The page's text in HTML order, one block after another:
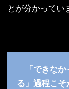
とが分かってい
「できな
る」過程こ